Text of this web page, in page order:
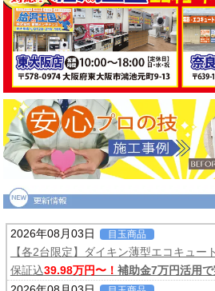
2026年08月03日 目玉商品
【各2台限定】ダイキン薄型エコキュ
保証込39.98万円〜！ 補助金7万円活用